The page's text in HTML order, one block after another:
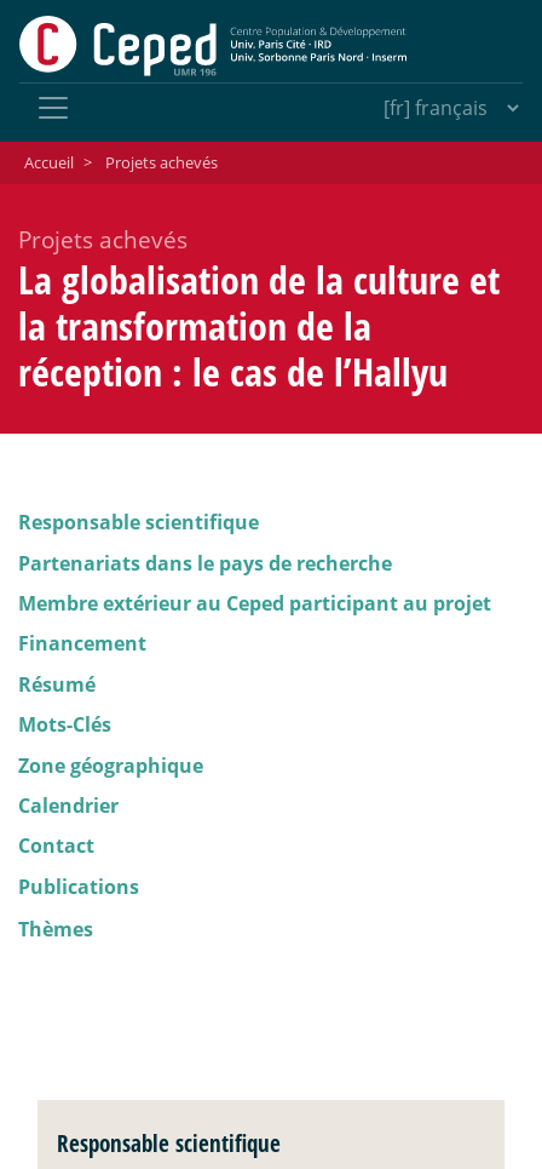
Accueil > Projets achevés
Projets achevés
La globalisation de la culture et
la transformation de la
réception : le cas de l’Hallyu
Responsable scientifique
Partenariats dans le pays de recherche
Membre extérieur au Ceped participant au projet
Financement
Résumé
Mots-Clés
Zone géographique
Calendrier
Contact
Publications
Thèmes
Responsable scientifique